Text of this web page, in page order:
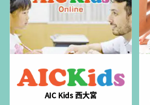
AIC Kids 西大宮